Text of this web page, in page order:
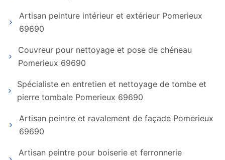
Artisan peinture intérieur et extérieur Pomerieux
69690
Couvreur pour nettoyage et pose de chéneau
Pomerieux 69690
Spécialiste en entretien et nettoyage de tombe et
pierre tombale Pomerieux 69690
Artisan peintre et ravalement de façade Pomerieux
69690
Artisan peintre pour boiserie et ferronnerie